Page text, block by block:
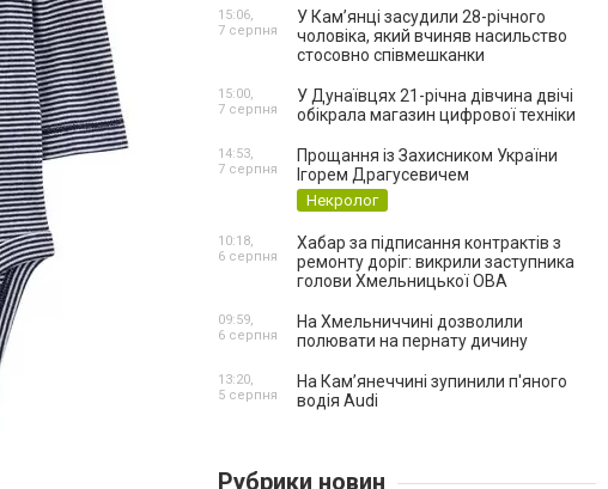
У Камʼянці засудили 28-річного
чоловіка, який вчиняв насильство
стосовно співмешканки
15:06,
7 серпня
У Дунаївцях 21-річна дівчина двічі
обікрала магазин цифрової техніки
15:00,
7 серпня
Прощання із Захисником України
Ігорем Драгусевичем
Некролог
14:53,
7 серпня
Хабар за підписання контрактів з
ремонту доріг: викрили заступника
голови Хмельницької ОВА
10:18,
6 серпня
На Хмельниччині дозволили
полювати на пернату дичину
09:59,
6 серпня
На Камʼянеччині зупинили п'яного
водія Audi
13:20,
5 серпня
Рубрики новин